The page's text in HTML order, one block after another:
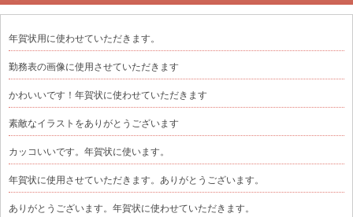
年賀状用に使わせていただきます。
勤務表の画像に使用させていただきます
かわいいです！年賀状に使わせていただきます
素敵なイラストをありがとうございます
カッコいいです。年賀状に使います。
年賀状に使用させていただきます。ありがとうございます。
ありがとうございます。年賀状に使わせていただきます。